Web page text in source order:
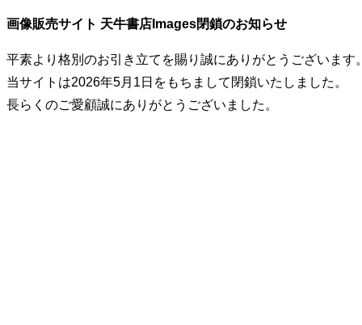
画像販売サイト 天牛書店Images閉鎖のお知らせ
平素より格別のお引き立てを賜り誠にありがとうございます
当サイトは2026年5月1日をもちまして閉鎖いたしました。
長らくのご愛顧誠にありがとうございました。